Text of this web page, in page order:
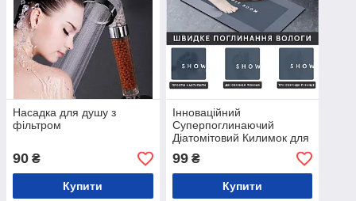
Насадка для душу з
фільтром
90 ₴
Купити
Інноваційний
Суперпоглинаючий
Діатомітовий Килимок для
ванної 40х60 см Сірий
99₴
Купити